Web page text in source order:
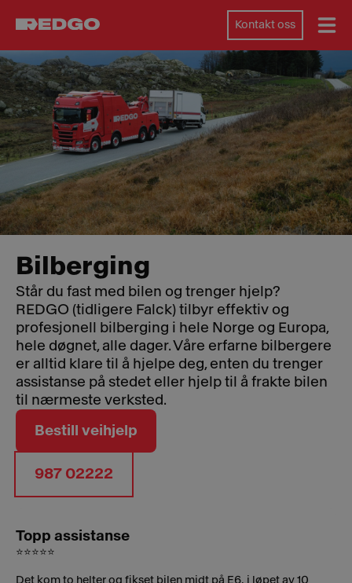
Kontakt oss
Bilberging
Står du fast med bilen og trenger hjelp?
REDGO (tidligere Falck) tilbyr effektiv og
profesjonell bilberging i hele Norge og Europa,
hele døgnet, alle dager. Våre erfarne bilbergere
er alltid klare til å hjelpe deg, enten du trenger
assistanse på stedet eller hjelp til å frakte bilen
til nærmeste verksted.
Bestill veihjelp
987 02222
Topp assistanse
⭐⭐⭐⭐⭐
Det kom to helter og fikset bilen midt på E6, i løpet av 10